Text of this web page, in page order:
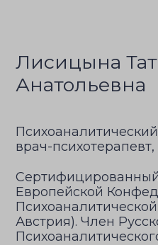
Лисицына
Анатольевна
врач-психотерапевт,
Европейской
Австрия). Член